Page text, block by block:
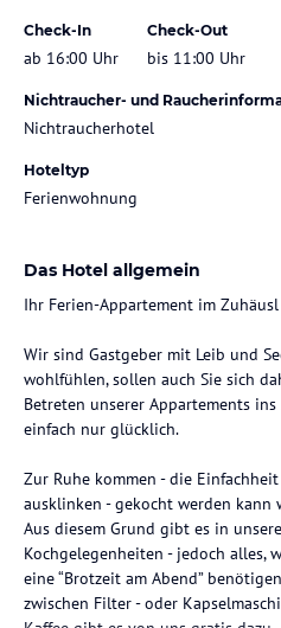
Check-In
ab 16:00 Uhr
Check-Out
bis 11:00 Uhr
Nichtraucher- und
Nichtraucherhotel
Hoteltyp
Ferienwohnung
Das Hotel allgemein
Ihr Ferien-Appartement im Zuhäusl
Wir sind Gastgeber mit Leib und
wohlfühlen, sollen auch Sie sich
Betreten unserer Appartements
einfach nur glücklich.
Zur Ruhe kommen - die
ausklinken - gekocht werden kann
Aus diesem Grund gibt es in
Kochgelegenheiten - jedoch alles,
eine “Brotzeit am Abend”
zwischen Filter - oder